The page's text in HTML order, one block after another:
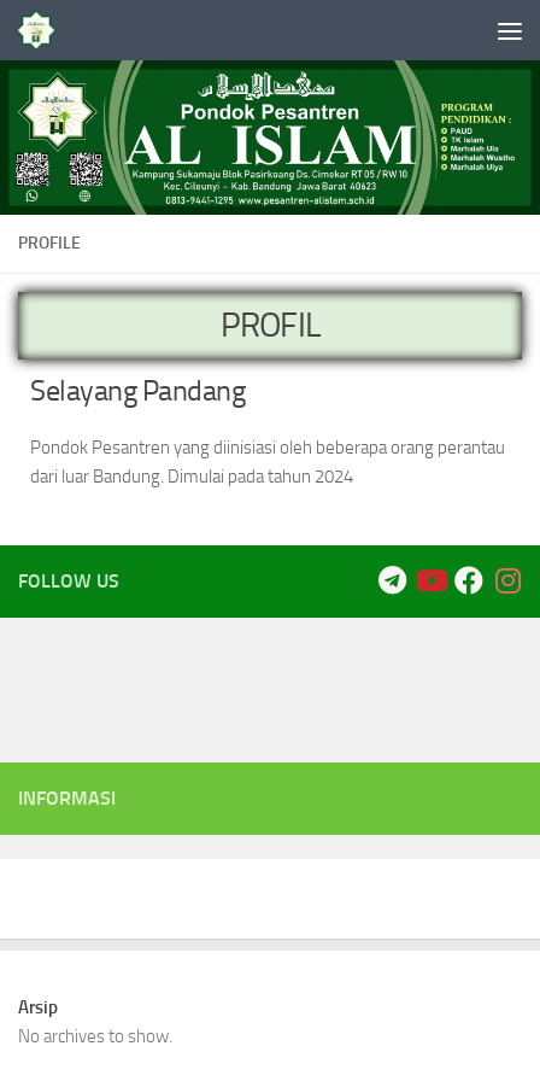
Skip to content
PROFILE
PROFIL
Selayang Pandang
Pondok Pesantren yang diinisiasi oleh beberapa orang perantau
dari luar Bandung. Dimulai pada tahun 2024
FOLLOW US
INFORMASI
Arsip
No archives to show.